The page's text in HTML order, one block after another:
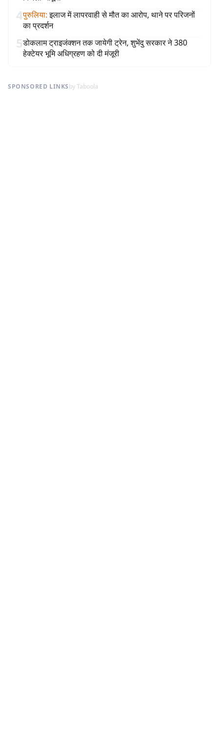
4पुरुलिया: इलाज में लापरवाही से मौत का आरोप, थाने पर परिजनों
का प्रदर्शन
5डोकलाम ट्राइजंक्शन तक जायेगी ट्रेन, शुभेंदु सरकार ने 380
हेक्टेयर भूमि अधिग्रहण को दी मंजूरी
SPONSORED LINKSby Taboola